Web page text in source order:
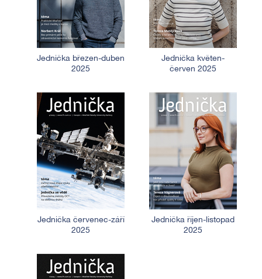
Jednička březen-duben
2025
Jednička květen-
červen 2025
Jednička červenec-září
2025
Jednička říjen-listopad
2025